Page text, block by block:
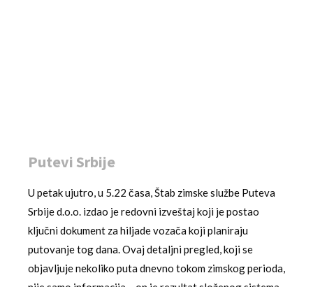
Putevi Srbije
U petak ujutro, u 5.22 časa, Štab zimske službe Puteva
Srbije d.o.o. izdao je redovni izveštaj koji je postao
ključni dokument za hiljade vozača koji planiraju
putovanje tog dana. Ovaj detaljni pregled, koji se
objavljuje nekoliko puta dnevno tokom zimskog perioda,